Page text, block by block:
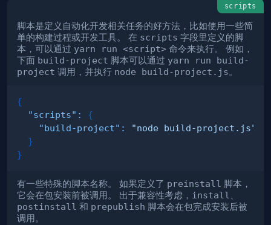
scripts
脚本是定义自动化开发相关任务的好方法，比如使用一些简
单的构建过程或开发工具。 在 scripts 字段里定义的脚
本，可以通过 yarn run <script> 命令来执行。 例如，
下面 build-project 脚本可以通过 yarn run build-
project 调用，并执行 node build-project.js。
{
"scripts" :
{
"build-project" :
"node build-project.js"
}
}
有一些特殊的脚本名称。 如果定义了 preinstall 脚本，
它会在包安装前被调用。 出于兼容性考虑， install 、
postinstall 和 prepublish 脚本会在包完成安装后被
调用。